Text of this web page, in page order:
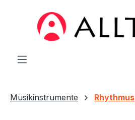
Zum Hauptinhalt springen
Musikinstrumente Rhythmus